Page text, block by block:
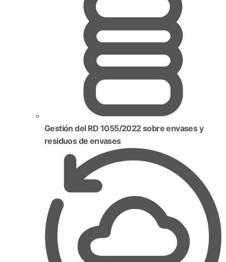
Gestión del RD 1055/2022 sobre envases y
residuos de envases